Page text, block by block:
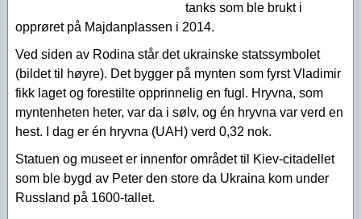
tanks som ble brukt i
opprøret på Majdanplassen i 2014.
Ved siden av Rodina står det ukrainske statssymbolet
(bildet til høyre). Det bygger på mynten som fyrst Vladimir
fikk laget og forestilte opprinnelig en fugl. Hryvna, som
myntenheten heter, var da i sølv, og én hryvna var verd en
hest. I dag er én hryvna (UAH) verd 0,32 nok.
Statuen og museet er innenfor området til Kiev-citadellet
som ble bygd av Peter den store da Ukraina kom under
Russland på 1600-tallet.